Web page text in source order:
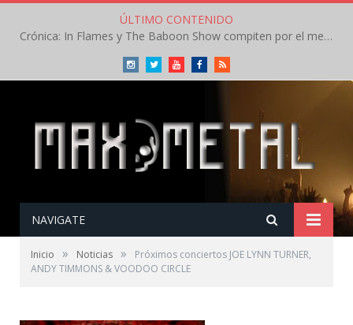
ÚLTIMO CONTENIDO
Crónica: In Flames y The Baboon Show compiten por el mejor concierto del día en el Leyendas del Rock – Viernes – Agosto 2026
InstagramTwitterYoutubeFacebookRSS
NAVIGATE
Inicio » Noticias »
Próximos conciertos JOE LYNN TURNER,
ANDY TIMMONS & VOODOO CIRCLE